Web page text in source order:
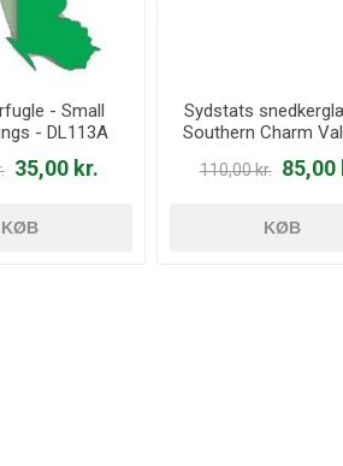
- Small
- DL113A
35,00 kr.
KØB
Sydstats
Southern Charm
110,00 kr. 85,00
KØB